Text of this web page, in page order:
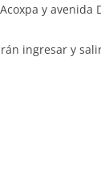
y avenida
ingresar y